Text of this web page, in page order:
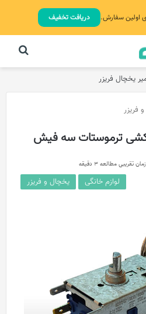
اولین سفارش. دریافت تخفیف
فریزر
ترموستات سه فیش
زمان تقریبی مطالعه 3 دقیقه
لوازم خانگی یخچال و فریزر